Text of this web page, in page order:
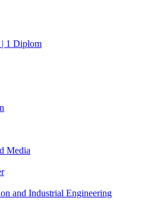
| 1 Diplom
Media
and Industrial Engineering